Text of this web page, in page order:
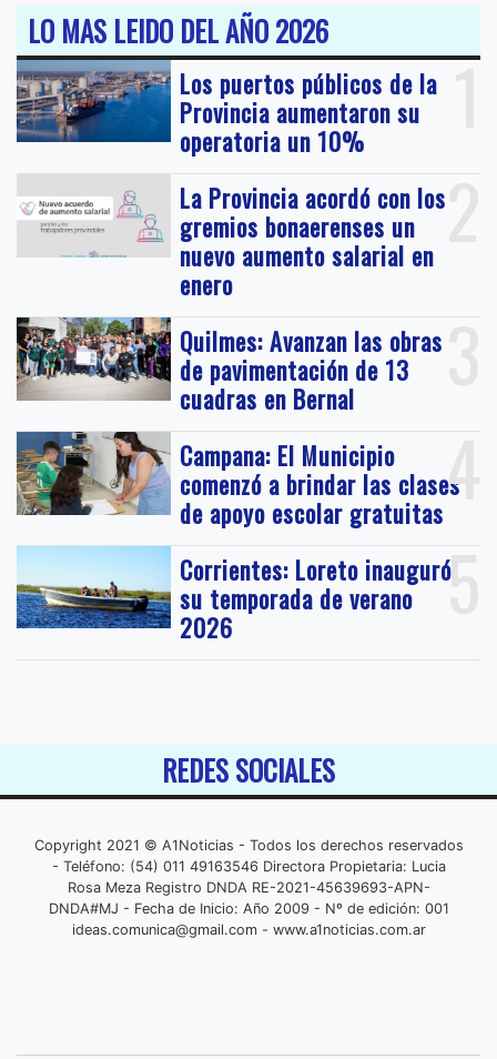
LO MAS LEIDO DEL AÑO 2026
1
Los puertos públicos de la
Provincia aumentaron su
operatoria un 10%
2
La Provincia acordó con los
gremios bonaerenses un
nuevo aumento salarial en
enero
3
Quilmes: Avanzan las obras
de pavimentación de 13
cuadras en Bernal
4
Campana: El Municipio
comenzó a brindar las clases
de apoyo escolar gratuitas
5
Corrientes: Loreto inauguró
su temporada de verano
2026
REDES SOCIALES
Copyright 2021 © A1Noticias - Todos los derechos reservados
- Teléfono: (54) 011 49163546 Directora Propietaria: Lucia
Rosa Meza Registro DNDA RE-2021-45639693-APN-
DNDA#MJ - Fecha de Inicio: Año 2009 - Nº de edición: 001
ideas.comunica@gmail.com- www.a1noticias.com.ar